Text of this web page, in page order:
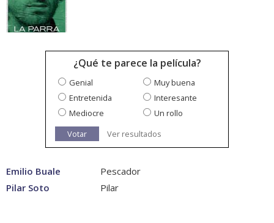
¿Qué te parece la película?
Genial
Muy buena
Entretenida
Interesante
Mediocre
Un rollo
Votar
Ver resultados
Emilio Buale
Pescador
Pilar Soto
Pilar